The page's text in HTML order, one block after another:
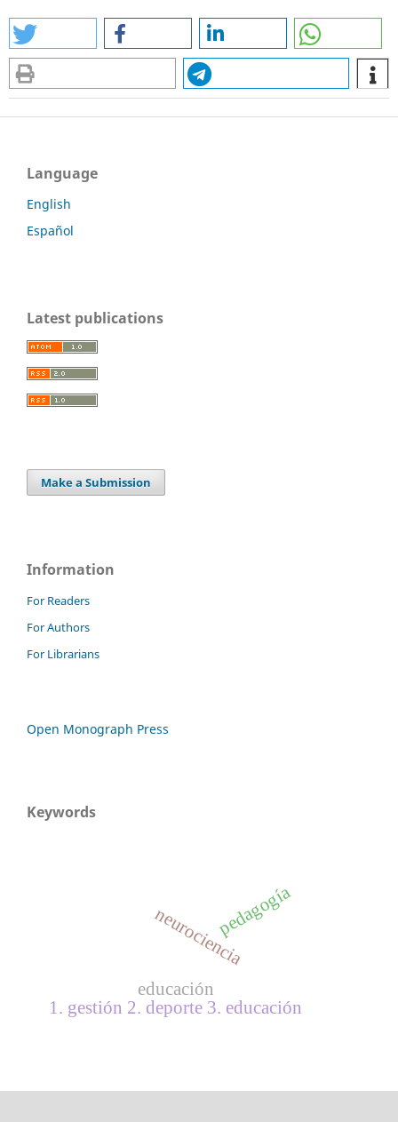
Language
English
Español
Latest publications
Make a Submission
Information
For Readers
For Authors
For Librarians
Open Monograph Press
Keywords
neurociencia
educación
pedagogía
1. gestión 2. deporte 3. educación